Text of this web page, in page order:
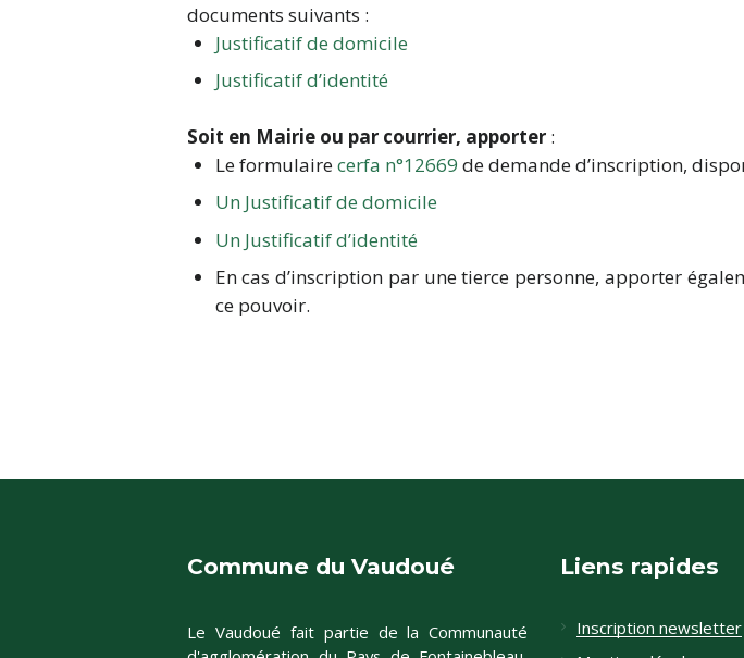
documents suivants :
Justificatif de domicile
Justificatif d’identité
Soit en Mairie ou par courrier, apporter :
Le formulairecerfa n°12669 de demande d’inscription,
Un Justificatif de domicile
Un Justificatif d’identité
En cas d’inscription par une tierce personne, apporter
ce pouvoir.
Commune du Vaudoué
Le Vaudoué fait partie de la Communauté
Liens rapides
Inscription newsletter